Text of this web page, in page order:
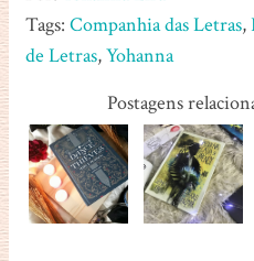
Tags: Companhia das Letras,
de Letras,Yohanna
Postagens